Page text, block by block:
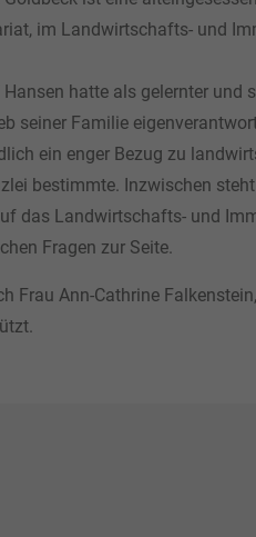
im Landwirtschafts- und
hatte als gelernter und
seiner Familie
ein enger Bezug zu
bestimmte. Inzwischen
das Landwirtschafts- und
Fragen zur Seite.
Frau Ann-Cathrine